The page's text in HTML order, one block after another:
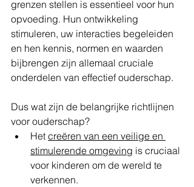
grenzen stellen is essentieel voor hun
opvoeding. Hun ontwikkeling
stimuleren, uw interacties begeleiden
en hen kennis, normen en waarden
bijbrengen zijn allemaal cruciale
onderdelen van effectief ouderschap.
Dus wat zijn de belangrijke richtlijnen
voor ouderschap?
Het creëren van een veilige en
stimulerende omgeving is cruciaal
voor kinderen om de wereld te
verkennen.